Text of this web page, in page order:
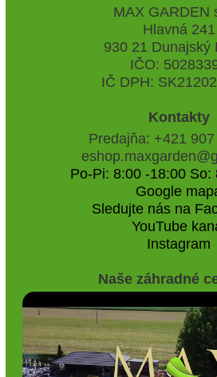
MAX GARDEN
Hlavná 241
930 21 Dunajský
IČO:
IČ DPH:
Kontakty
Predajňa: +421
Po-Pi: 8:00 -18:00 So:
Google
Sledujte nás na
YouTube
Instagram
Naše záhradné